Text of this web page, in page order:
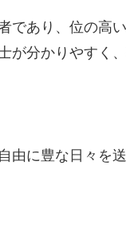
であり、位の高
が分かりやすく
由に豊な日々を